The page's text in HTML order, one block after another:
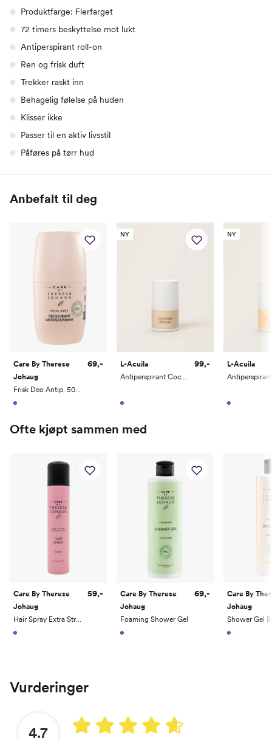
Produktfarge: Flerfarget
72 timers beskyttelse mot lukt
Antiperspirant roll-on
Ren og frisk duft
Trekker raskt inn
Behagelig følelse på huden
Klisser ikke
Passer til en aktiv livsstil
Påføres på tørr hud
Anbefalt til deg
Care By Therese
Johaug
69,-
NY
L-Acuila
Antiperspirant Coconut Breeze 50ml
99,-
NY
L-Acuila
Ofte kjøpt sammen med
Care By Therese
Johaug
Hair Spray Extra Strong
59,-
Care By Therese
Johaug
Foaming Shower Gel
69,-
Care By
Johaug
Vurderinger
4.7